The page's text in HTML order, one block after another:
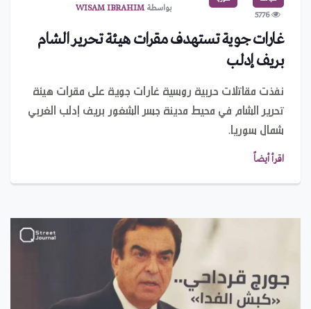
5776
بواسطةWISAM IBRAHIM
غارات جوية تستهدف مقرات هيئة تحرير الشام
بريف إدلب
نفذت مقاتلات حربية روسية غارات جوية على مقرات هيئة
تحرير الشام في محيط مدينة جسر الشغور بريف إدلب الغربي
شمال سوريا.
اقرأ أيضاً